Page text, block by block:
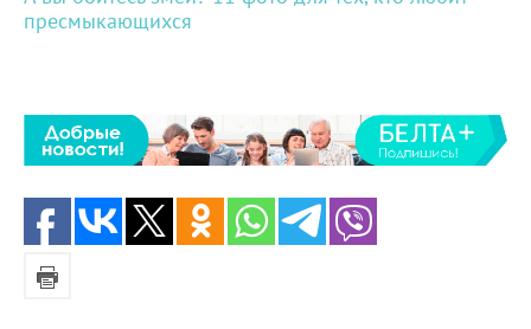
пресмыкающихся